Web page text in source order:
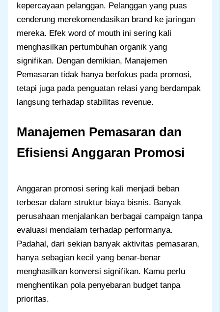
kepercayaan pelanggan. Pelanggan yang puas
cenderung merekomendasikan brand ke jaringan
mereka. Efek word of mouth ini sering kali
menghasilkan pertumbuhan organik yang
signifikan. Dengan demikian, Manajemen
Pemasaran tidak hanya berfokus pada promosi,
tetapi juga pada penguatan relasi yang berdampak
langsung terhadap stabilitas revenue.
Manajemen Pemasaran dan
Efisiensi Anggaran Promosi
Anggaran promosi sering kali menjadi beban
terbesar dalam struktur biaya bisnis. Banyak
perusahaan menjalankan berbagai campaign tanpa
evaluasi mendalam terhadap performanya.
Padahal, dari sekian banyak aktivitas pemasaran,
hanya sebagian kecil yang benar-benar
menghasilkan konversi signifikan. Kamu perlu
menghentikan pola penyebaran budget tanpa
prioritas.